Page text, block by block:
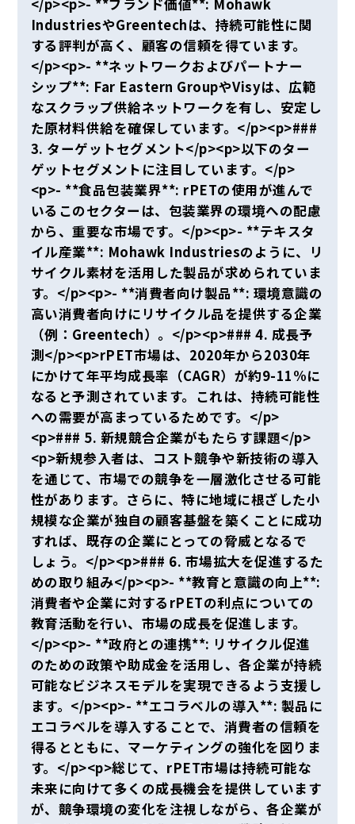
</p><p>- **ブランド価値**: Mohawk
IndustriesやGreentechは、持続可能性に関
する評判が高く、顧客の信頼を得ています。
</p><p>- **ネットワークおよびパートナー
シップ**: Far Eastern GroupやVisyは、広範
なスクラップ供給ネットワークを有し、安定し
た原材料供給を確保しています。</p><p>###
3. ターゲットセグメント</p><p>以下のター
ゲットセグメントに注目しています。</p>
<p>- **食品包装業界**: rPETの使用が進んで
いるこのセクターは、包装業界の環境への配慮
から、重要な市場です。</p><p>- **テキスタ
イル産業**: Mohawk Industriesのように、リ
サイクル素材を活用した製品が求められていま
す。</p><p>- **消費者向け製品**: 環境意識の
高い消費者向けにリサイクル品を提供する企業
（例：Greentech）。</p><p>### 4. 成長予
測</p><p>rPET市場は、2020年から2030年
にかけて年平均成長率（CAGR）が約9-11%に
なると予測されています。これは、持続可能性
への需要が高まっているためです。</p>
<p>### 5. 新規競合企業がもたらす課題</p>
<p>新規参入者は、コスト競争や新技術の導入
を通じて、市場での競争を一層激化させる可能
性があります。さらに、特に地域に根ざした小
規模な企業が独自の顧客基盤を築くことに成功
すれば、既存の企業にとっての脅威となるで
しょう。</p><p>### 6. 市場拡大を促進するた
めの取り組み</p><p>- **教育と意識の向上**:
消費者や企業に対するrPETの利点についての
教育活動を行い、市場の成長を促進します。
</p><p>- **政府との連携**: リサイクル促進
のための政策や助成金を活用し、各企業が持続
可能なビジネスモデルを実現できるよう支援し
ます。</p><p>- **エコラベルの導入**: 製品に
エコラベルを導入することで、消費者の信頼を
得るとともに、マーケティングの強化を図りま
す。</p><p>総じて、rPET市場は持続可能な
未来に向けて多くの成長機会を提供しています
が、競争環境の変化を注視しながら、各企業が